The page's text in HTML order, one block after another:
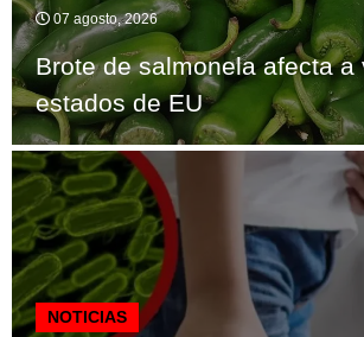
07 agosto, 2026
Brote de salmonela afecta a
estados de EU
NOTICIAS